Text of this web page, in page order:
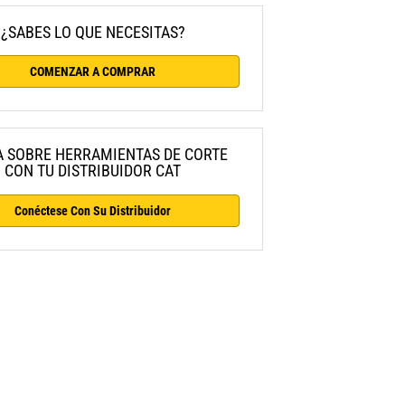
¿SABES LO QUE NECESITAS?
COMENZAR A COMPRAR
SOBRE HERRAMIENTAS DE CORTE
CON TU DISTRIBUIDOR CAT
Conéctese Con Su Distribuidor